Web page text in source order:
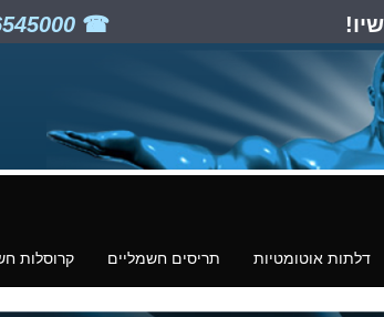
דלתות אוטומטיות תריסים חשמליים קרוסלות